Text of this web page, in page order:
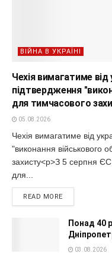
ВІЙНА В УКРАЇНІ
Чехія вимагатиме від
підтвердження
для тимчасового
05.08.2026
Чехія вимагатиме від
"виконання військового
захисту<p>З 5 серпня
для...
READ MORE
Понад 40
03.08.2026